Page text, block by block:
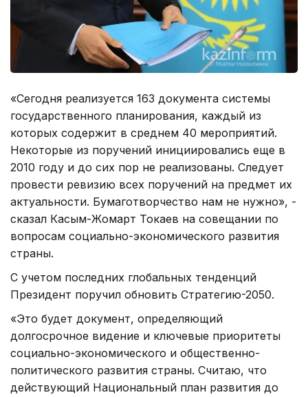
«Сегодня реализуется 163 документа системы
государственного планирования, каждый из
которых содержит в среднем 40 мероприятий.
Некоторые из поручений инициировались еще в
2010 году и до сих пор не реализованы. Следует
провести ревизию всех поручений на предмет их
актуальности. Бумаготворчество нам не нужно», -
сказал Касым-Жомарт Токаев на совещании по
вопросам социально-экономического развития
страны.
С учетом последних глобальных тенденций
Президент поручил обновить Стратегию-2050.
«Это будет документ, определяющий
долгосрочное видение и ключевые приоритеты
социально-экономического и общественно-
политического развития страны. Считаю, что
действующий Национальный план развития до